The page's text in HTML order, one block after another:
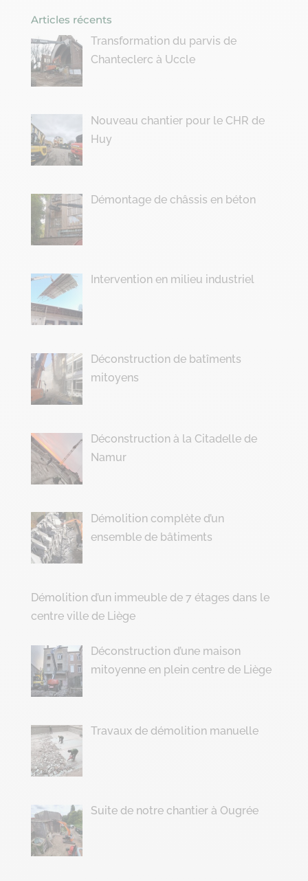
Articles récents
Transformation du parvis de
Chanteclerc à Uccle
Nouveau chantier pour le CHR de
Huy
Démontage de châssis en béton
Intervention en milieu industriel
Déconstruction de batîments
mitoyens
Déconstruction à la Citadelle de
Namur
Démolition complète d’un
ensemble de bâtiments
Démolition d’un immeuble de 7 étages dans le
centre ville de Liège
Déconstruction d’une maison
mitoyenne en plein centre de Liège
Travaux de démolition manuelle
Suite de notre chantier à Ougrée